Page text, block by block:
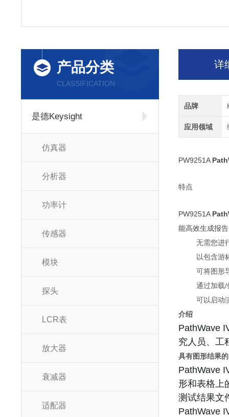
产品分类
CLASSIFICATION
是德Keysight
仿真器
分析器
功率计
传感器
模块
探头
LCR表
放大器
衰减器
适配器
详
品牌
应用领域
PW9251A
特点
PW9251A
能高效生成报
无需您进
以包含游
可将图形
通过加载/
可以启动
介绍
PathWave
究人员、工
具有图形结果
PathWave
形和表格上
测试结果文
PathWave